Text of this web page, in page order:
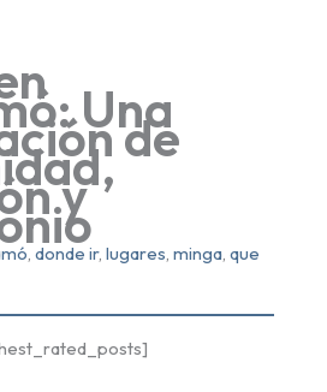
Una
de
y
, donde ir, lugares , minga , que